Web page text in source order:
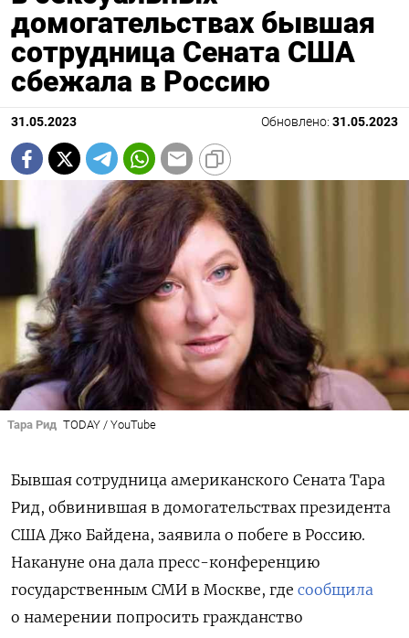
домогательствах бывшая
сотрудница Сената США
сбежала в Россию
31.05.2023 Обновлено: 31.05.2023
Тара Рид TODAY / YouTube
Бывшая сотрудница американского Сената Тара
Рид, обвинившая в домогательствах президента
США Джо Байдена, заявила о побеге в Россию.
Накануне она дала пресс-конференцию
государственным СМИ в Москве, где сообщила
о намерении попросить гражданство